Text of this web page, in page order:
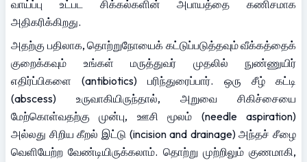
வாய்ப்பு உட்பட சிக்கல்களின் அபாயத்தை கணிசமாக
அதிகரிக்கிறது.
அதற்கு பதிலாக, தொற்றுநோயைக் கட்டுப்படுத்தவும் வீக்கத்தைக்
குறைக்கவும் உங்கள் மருத்துவர் முதலில் நுண்ணுயிர்
எதிர்ப்பிகளை (antibiotics) பரிந்துரைப்பார். ஒரு சீழ் கட்டி
(abscess) உருவாகியிருந்தால், அறுவை சிகிச்சையை
மேற்கொள்வதற்கு முன்பு, ஊசி மூலம் (needle aspiration)
அல்லது சிறிய கீறல் இட்டு (incision and drainage) அந்தச் சீழை
வெளியேற்ற வேண்டியிருக்கலாம். தொற்று முற்றிலும் குணமாகி,